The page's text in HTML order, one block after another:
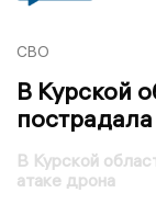
СВО
В Курской
В Курской
атаке дрона